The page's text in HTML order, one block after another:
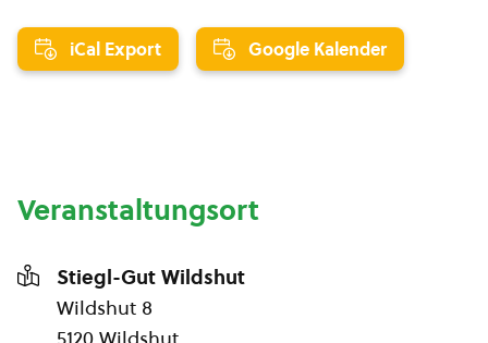
iCal Export Google Kalender
Veranstaltungsort
Stiegl-Gut Wildshut
Wildshut 8